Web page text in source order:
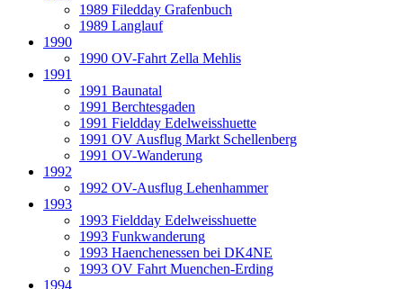
1989 Filedday Grafenbuch
1989 Langlauf
1990
1990 OV-Fahrt Zella Mehlis
1991
1991 Baunatal
1991 Berchtesgaden
1991 Fieldday Edelweisshuette
1991 OV Ausflug Markt Schellenberg
1991 OV-Wanderung
1992
1992 OV-Ausflug Lehenhammer
1993
1993 Fieldday Edelweisshuette
1993 Funkwanderung
1993 Haenchenessen bei DK4NE
1993 OV Fahrt Muenchen-Erding
1994